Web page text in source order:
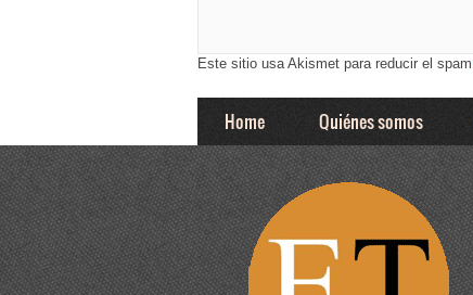
Este sitio usa Akismet para reducir el spam.
Home Quiénes somos